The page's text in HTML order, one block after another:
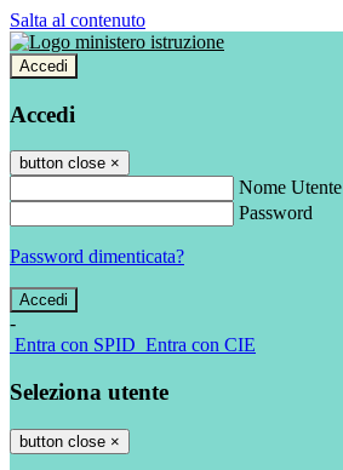
Salta al contenuto
Accedi
Accedi
button close ×
Nome Utente
Password
Password dimenticata?
-
Entra con SPID Entra con CIE
Seleziona utente
button close ×